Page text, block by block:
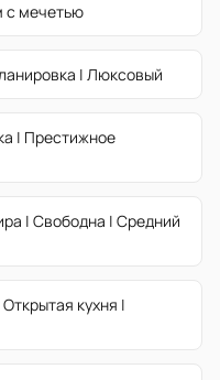
с мечетью
| Люксовый
| Престижное
| Свободна | Средний
кухня |